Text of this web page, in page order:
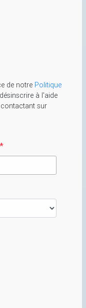
de notre Politique
à l'aide
sur
*